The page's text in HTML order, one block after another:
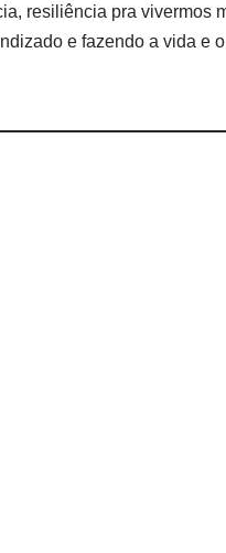
resiliência pra vivermos
e fazendo a vida e